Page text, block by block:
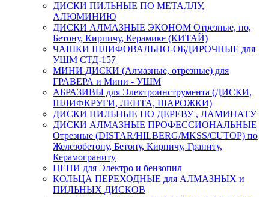
ДИСКИ ПИЛЬНЫЕ ПО МЕТАЛЛУ,
АЛЮМИНИЮ
ДИСКИ АЛМАЗНЫЕ ЭКОНОМ Отрезные, по,
Бетону, Кирпичу, Керамике (КИТАЙ)
ЧАШКИ ШЛИФОВАЛЬНО-ОБДИРОЧНЫЕ для
УШМ СТД-157
МИНИ ДИСКИ (Алмазные, отрезные) для
ГРАВЕРА и Мини - УШМ
АБРАЗИВЫ для Электроинструмента (ДИСКИ,
ШЛИФКРУГИ, ЛЕНТА, ШАРОЖКИ)
ДИСКИ ПИЛЬНЫЕ ПО ДЕРЕВУ , ЛАМИНАТУ
ДИСКИ АЛМАЗНЫЕ ПРОФЕССИОНАЛЬНЫЕ
Отрезные (DISTAR/HILBERG/MKSS/CUTOP) по
Железобетону, Бетону, Кирпичу, Граниту,
Керамограниту
ЦЕПИ для Электро и бензопил
КОЛЬЦА ПЕРЕХОДНЫЕ для АЛМАЗНЫХ и
ПИЛЬНЫХ ДИСКОВ